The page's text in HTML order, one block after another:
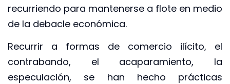
recurriendo para mantenerse a flote en medio
de la debacle económica.
Recurrir a formas de comercio ilícito, el
contrabando, el acaparamiento, la
especulación, se han hecho prácticas